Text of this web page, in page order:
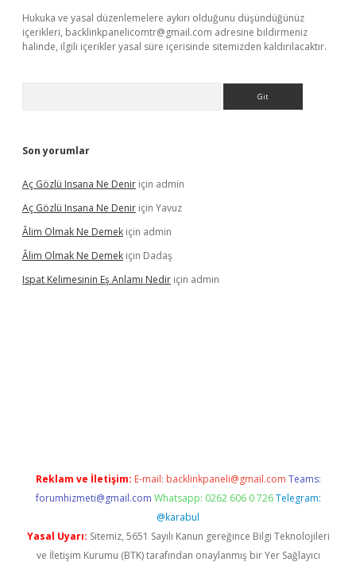
Hukuka ve yasal düzenlemelere aykırı olduğunu düşündüğünüz
içerikleri, backlinkpanelicomtr@gmail.com adresine bildirmeniz
halinde, ilgili içerikler yasal süre içerisinde sitemizden kaldırılacaktır.
Son yorumlar
Aç Gözlü Insana Ne Denir için admin
Aç Gözlü Insana Ne Denir için Yavuz
Âlim Olmak Ne Demek için admin
Âlim Olmak Ne Demek için Dadaş
Ispat Kelimesinin Eş Anlamı Nedir için admin
Reklam ve İletişim: E-mail: backlinkpaneli@gmail.com Teams:
forumhizmeti@gmail.com Whatsapp: 0262 606 0 726 Telegram:
@karabul
Yasal Uyarı: Sitemiz, 5651 Sayılı Kanun gereğince Bilgi Teknolojileri
ve İletişim Kurumu (BTK) tarafından onaylanmış bir Yer Sağlayıcı